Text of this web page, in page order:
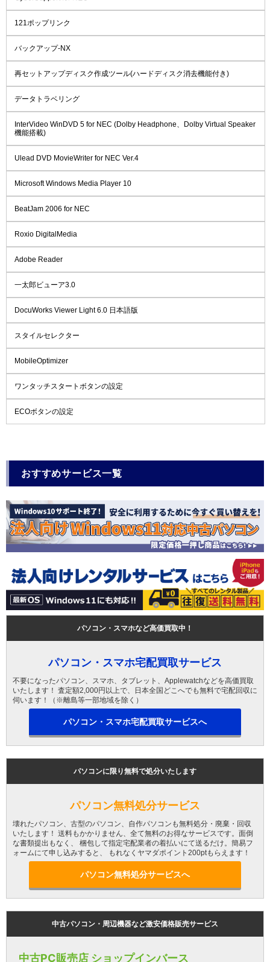
121ポップリンク
バックアップ-NX
再セットアップディスク作成ツール(ハードディスク消去機能付き)
データトラベリング
InterVideo WinDVD 5 for NEC (Dolby Headphone、Dolby Virtual Speaker
機能搭載)
Ulead DVD MovieWriter for NEC Ver.4
Microsoft Windows Media Player 10
BeatJam 2006 for NEC
Roxio DigitalMedia
Adobe Reader
一太郎ビューア3.0
DocuWorks Viewer Light 6.0 日本語版
スタイルセレクター
MobileOptimizer
ワンタッチスタートボタンの設定
ECOボタンの設定
おすすめサービス一覧
パソコン・スマホなど高価買取中！
パソコン・スマホ宅配買取サービス
不要になったパソコン、スマホ、タブレット、Applewatchなどを高価買取
いたします！ 査定額2,000円以上で、日本全国どこへでも無料で宅配回収に
伺います！（※離島等一部地域を除く）
パソコン・スマホ宅配買取サービスへ
パソコンに限り無料で処分いたします
パソコン無料処分サービス
壊れたパソコン、古型のパソコン、自作パソコンも無料処分・廃棄・回収
いたします！ 送料もかかりません、全て無料のお得なサービスです。面倒
な書類提出もなく、 梱包して指定宅配業者の着払いにて送るだけ。簡易フ
ォームにて申し込みすると、 もれなくヤマダポイント200ptもらえます！
パソコン無料処分サービスへ
中古パソコン・周辺機器など激安価格販売サービス
中古PC販売店 ショップインバース